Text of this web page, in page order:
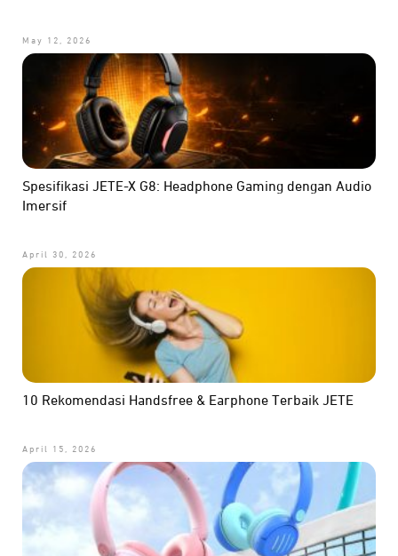
May 12, 2026
Spesifikasi JETE-X G8: Headphone Gaming dengan Audio
Imersif
April 30, 2026
10 Rekomendasi Handsfree & Earphone Terbaik JETE
April 15, 2026